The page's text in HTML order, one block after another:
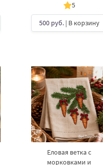
5
500 руб.| В корзину
Еловая ветка с
морковками и